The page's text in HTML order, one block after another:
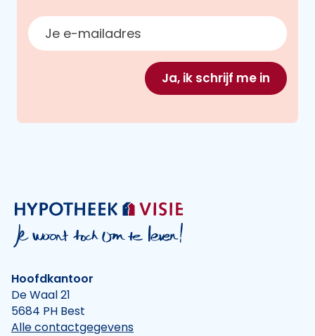
E-mailadres
Ja, ik schrijf me in
Hoofdkantoor
De Waal 21
5684 PH Best
Alle contactgegevens